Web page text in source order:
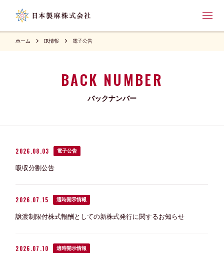
ホーム IR情報 電子公告
BACK NUMBER
バックナンバー
2026.08.03 電子公告
吸収分割公告
2026.07.15 適時開示情報
譲渡制限付株式報酬としての新株式発行に関するお知らせ
2026.07.10 適時開示情報